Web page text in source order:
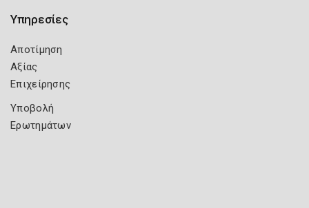
Υπηρεσίες
Αποτίμηση
Αξίας
Επιχείρησης
Υποβολή
Ερωτημάτων